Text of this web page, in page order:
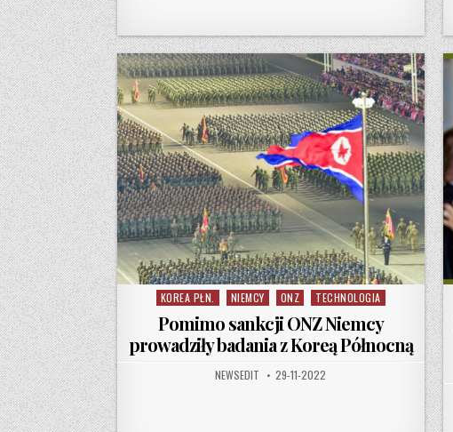
Posted in
KOREA PŁN. NIEMCY ONZ TECHNOLOGIA
Pomimo sankcji ONZ Niemcy
prowadziły badania z Koreą Północną
AUTHOR:
NEWSEDIT PUBLISHED DATE:
29-11-2022